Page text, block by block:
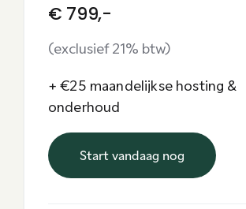
€ 799,-
(exclusief 21% btw)
+ €25 maandelijkse hosting &
onderhoud
Start vandaag nog